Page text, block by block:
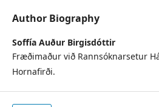
Author Biography
Soffía Auður Birgisdóttir
Fræðimaður við Rannsóknarsetur
Hornafirði.